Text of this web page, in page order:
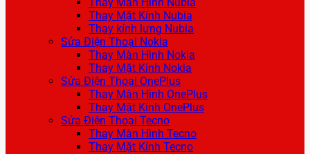
Thay Mặt Kính Nubia
Thay kính lưng Nubia
Sửa Điện Thoại Nokia
Thay Màn Hình Nokia
Thay Mặt Kính Nokia
Sửa Điện Thoại OnePlus
Thay Màn Hình OnePlus
Thay Mặt Kính OnePlus
Sửa Điện Thoại Tecno
Thay Màn Hình Tecno
Thay Mặt Kính Tecno